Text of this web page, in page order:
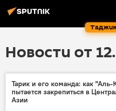
Новости от
Тарик и его команда: как "Аль-
пытается закрепиться в
Азии